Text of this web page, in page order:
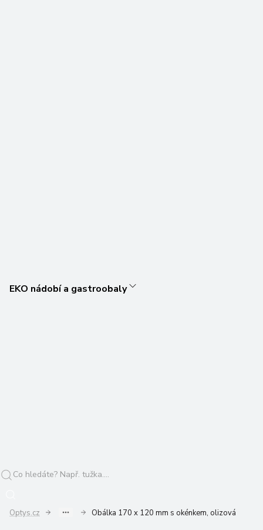
EKO nádobí a gastroobaly
Optys.cz Obálka 170 x 120 mm s okénkem, olizová